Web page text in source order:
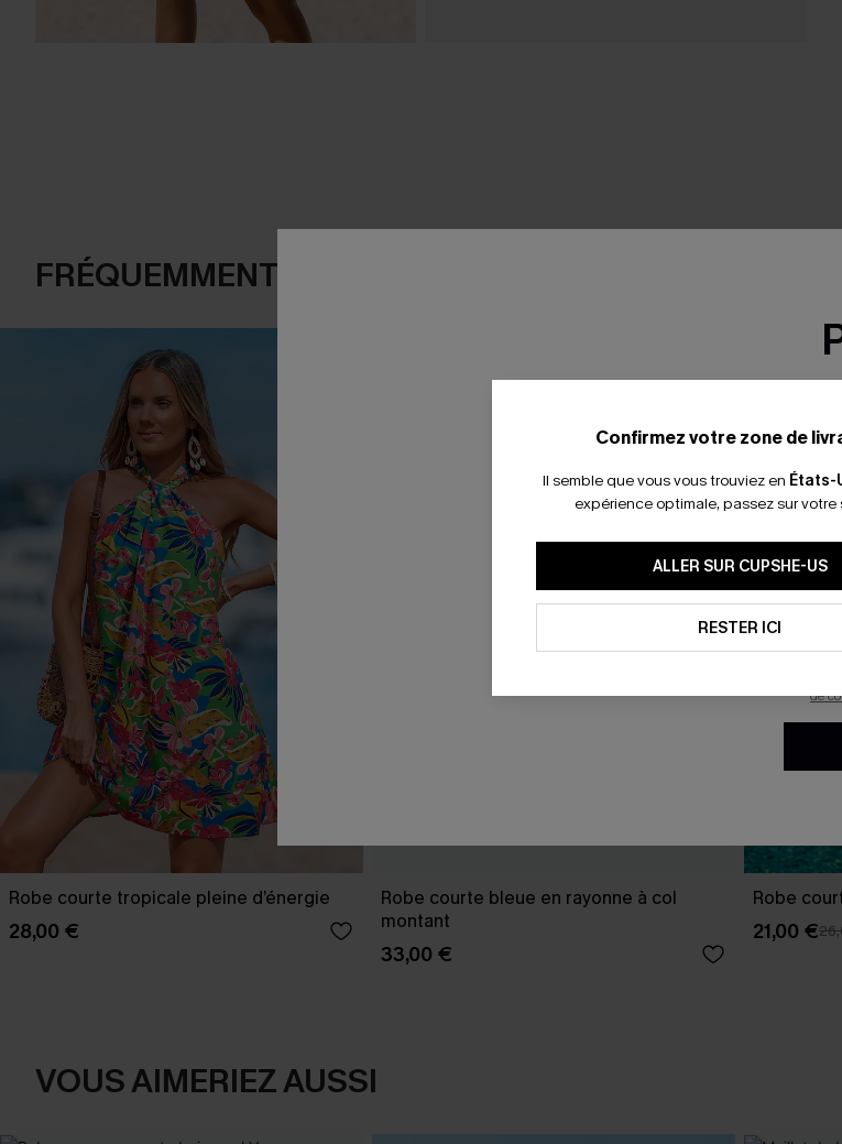
FRÉQUEMMENT ACHETÉS ENSEMBLE
Robe courte tropicale pleine d’énergie
28,00 €
Robe courte bleue en rayonne à col
montant
33,00 €
Robe
21,00 €
VOUS AIMERIEZ AUSSI
Confirmez votre zone de
Il semble que vous vous trouviez en États-
expérience optimale, passez sur votre
ALLER SUR CUPSHE-US
RESTER ICI
En
de